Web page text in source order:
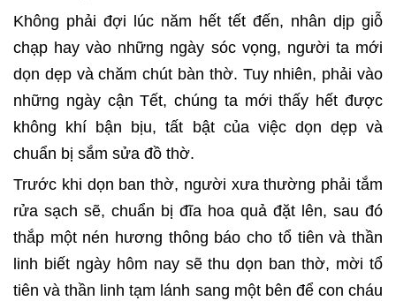
Không phải đợi lúc năm hết tết đến, nhân dịp giỗ
chạp hay vào những ngày sóc vọng, người ta mới
dọn dẹp và chăm chút bàn thờ. Tuy nhiên, phải vào
những ngày cận Tết, chúng ta mới thấy hết được
không khí bận bịu, tất bật của việc dọn dẹp và
chuẩn bị sắm sửa đồ thờ.
Trước khi dọn ban thờ, người xưa thường phải tắm
rửa sạch sẽ, chuẩn bị đĩa hoa quả đặt lên, sau đó
thắp một nén hương thông báo cho tổ tiên và thần
linh biết ngày hôm nay sẽ thu dọn ban thờ, mời tổ
tiên và thần linh tạm lánh sang một bên để con cháu